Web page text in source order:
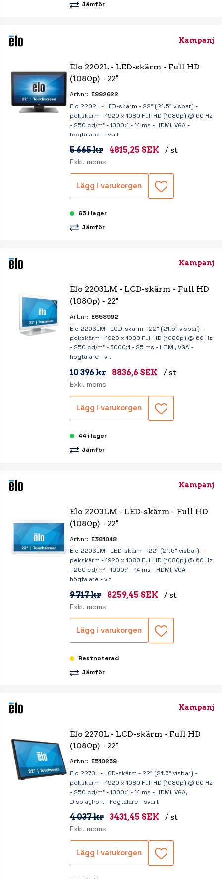
Jämför
Kampanj
Elo 2202L - LED-skärm - Full HD
(1080p) - 22"
Art.nr: E992622
Elo 2202L - LED-skärm - 22" (21.5" visbar) -
pekskärm - 1920 x 1080 Full HD (1080p) @ 60 Hz
- 250 cd/m² - 1000:1 - 14 ms - HDMI, VGA -
högtalare - svart
5 665 kr 4815,25 SEK / st
Exkl. moms
Lägg i varukorgen
65 i lager
Jämför
Kampanj
Elo 2203LM - LCD-skärm - Full HD
(1080p) - 22"
Art.nr: E658992
Elo 2203LM - LCD-skärm - 22" (21.5" visbar) -
pekskärm - 1920 x 1080 Full HD (1080p) @ 60 Hz
- 250 cd/m² - 3000:1 - 25 ms - HDMI, VGA -
högtalare - vit
10 396 kr 8836,6 SEK / st
Exkl. moms
Lägg i varukorgen
44 i lager
Jämför
Kampanj
Elo 2203LM - LED-skärm - Full HD
(1080p) - 22"
Art.nr: E381048
Elo 2203LM - LED-skärm - 22" (21.5" visbar) -
pekskärm - 1920 x 1080 Full HD (1080p) @ 60 Hz
- 250 cd/m² - 1000:1 - 14 ms - HDMI, VGA -
högtalare - vit
9 717 kr 8259,45 SEK / st
Exkl. moms
Lägg i varukorgen
Restnoterad
Jämför
Kampanj
Elo 2270L - LCD-skärm - Full HD
(1080p) - 22"
Art.nr: E510259
Elo 2270L - LCD-skärm - 22" (21.5" visbar) -
pekskärm - 1920 x 1080 Full HD (1080p) @ 60 Hz
- 250 cd/m² - 1000:1 - 14 ms - HDMI, VGA,
DisplayPort - högtalare - svart
4 037 kr 3431,45 SEK / st
Exkl. moms
Lägg i varukorgen